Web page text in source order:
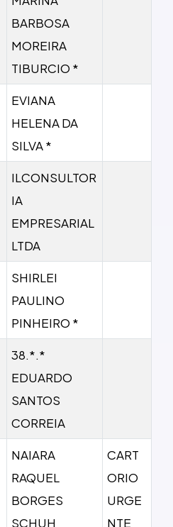
BARBOSA
MOREIRA
TIBURCIO *
EVIANA
HELENA DA
SILVA *
ILCONSULTOR
IA
EMPRESARIAL
LTDA
SHIRLEI
PAULINO
PINHEIRO *
38.*.*
EDUARDO
SANTOS
CORREIA
NAIARA
RAQUEL
BORGES
SCHUH
CART
ORIO
URGE
NTE